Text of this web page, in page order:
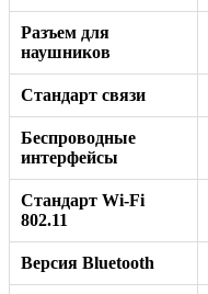
Разъем для
наушников
Стандарт связи
Беспроводные
интерфейсы
Стандарт Wi-Fi
802.11
Версия Bluetooth